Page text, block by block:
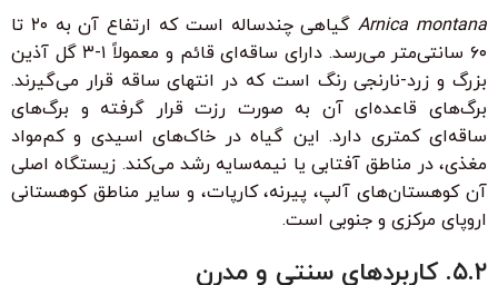
Arnica montana
گیاهی چندساله است که ارتفاع آن به ۲۰ تا
۶۰ سانتی‌متر می‌رسد. دارای ساقه‌ای قائم و معمولاً ۱-۳ گل آذین
بزرگ و زرد-نارنجی رنگ است که در انتهای ساقه قرار می‌گیرند.
برگ‌های قاعده‌ای آن به صورت رزت قرار گرفته و برگ‌های
ساقه‌ای کمتری دارد. این گیاه در خاک‌های اسیدی و کم‌مواد
مغذی، در مناطق آفتابی یا نیمه‌سایه رشد می‌کند. زیستگاه اصلی
آن کوهستان‌های آلپ، پیرنه، کارپات، و سایر مناطق کوهستانی
اروپای مرکزی و جنوبی است.
۵.۲. کاربردهای سنتی و مدرن